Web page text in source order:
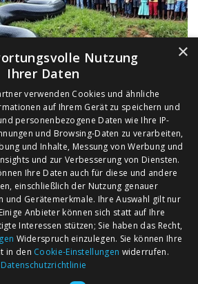
Märkte nach Bundesländern
Märkte nach PLZ
Märkte nach Umkreis
×
Nutzung
Ihrer Daten
verwenden Cookies und ähnliche
auf Ihrem Gerät zu speichern und
personenbezogene Daten wie Ihre IP-
und Browsing-Daten zu verarbeiten,
und Inhalte, Messung von Werbung und
und zur Verbesserung von Diensten.
Ihre Daten auch für diese und andere
einschließlich der Nutzung genauer
und Gerätemerkmale. Ihre Auswahl gilt nur
Anbieter können sich statt auf Ihre
Interessen stützen; Sie haben das Recht,
Widerspruch einzulegen. Sie können Ihre
in den Cookie-Einstellungen widerrufen.
Datenschutzrichtlinie